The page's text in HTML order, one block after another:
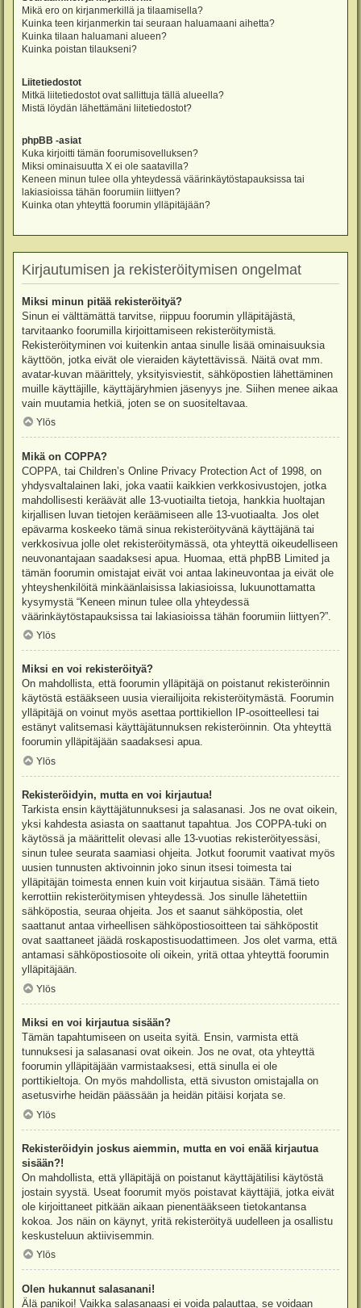
Mikä ero on kirjanmerkillä ja tilaamisella?
Kuinka teen kirjanmerkin tai seuraan haluamaani aihetta?
Kuinka tilaan haluamani alueen?
Kuinka poistan tilaukseni?
Liitetiedostot
Mitkä liitetiedostot ovat sallittuja tällä alueella?
Mistä löydän lähettämäni liitetiedostot?
phpBB -asiat
Kuka kirjoitti tämän foorumisovelluksen?
Miksi ominaisuutta X ei ole saatavilla?
Keneen minun tulee olla yhteydessä väärinkäytöstapauksissa tai
lakiasioissa tähän foorumiin liittyen?
Kuinka otan yhteyttä foorumin ylläpitäjään?
Kirjautumisen ja rekisteröitymisen ongelmat
Miksi minun pitää rekisteröityä?
Sinun ei välttämättä tarvitse, riippuu foorumin ylläpitäjästä,
tarvitaanko foorumilla kirjoittamiseen rekisteröitymistä.
Rekisteröityminen voi kuitenkin antaa sinulle lisää ominaisuuksia
käyttöön, jotka eivät ole vieraiden käytettävissä. Näitä ovat mm.
avatar-kuvan määrittely, yksityisviestit, sähköpostien lähettäminen
muille käyttäjille, käyttäjäryhmien jäsenyys jne. Siihen menee aikaa
vain muutamia hetkiä, joten se on suositeltavaa.
Ylös
Mikä on COPPA?
COPPA, tai Children’s Online Privacy Protection Act of 1998, on
yhdysvaltalainen laki, joka vaatii kaikkien verkkosivustojen, jotka
mahdollisesti keräävät alle 13-vuotiailta tietoja, hankkia huoltajan
kirjallisen luvan tietojen keräämiseen alle 13-vuotiaalta. Jos olet
epävarma koskeeko tämä sinua rekisteröityvänä käyttäjänä tai
verkkosivua jolle olet rekisteröitymässä, ota yhteyttä oikeudelliseen
neuvonantajaan saadaksesi apua. Huomaa, että phpBB Limited ja
tämän foorumin omistajat eivät voi antaa lakineuvontaa ja eivät ole
yhteyshenkilöitä minkäänlaisissa lakiasioissa, lukuunottamatta
kysymystä “Keneen minun tulee olla yhteydessä
väärinkäytöstapauksissa tai lakiasioissa tähän foorumiin liittyen?”.
Ylös
Miksi en voi rekisteröityä?
On mahdollista, että foorumin ylläpitäjä on poistanut rekisteröinnin
käytöstä estääkseen uusia vierailijoita rekisteröitymästä. Foorumin
ylläpitäjä on voinut myös asettaa porttikiellon IP-osoitteellesi tai
estänyt valitsemasi käyttäjätunnuksen rekisteröinnin. Ota yhteyttä
foorumin ylläpitäjään saadaksesi apua.
Ylös
Rekisteröidyin, mutta en voi kirjautua!
Tarkista ensin käyttäjätunnuksesi ja salasanasi. Jos ne ovat oikein,
yksi kahdesta asiasta on saattanut tapahtua. Jos COPPA-tuki on
käytössä ja määrittelit olevasi alle 13-vuotias rekisteröityessäsi,
sinun tulee seurata saamiasi ohjeita. Jotkut foorumit vaativat myös
uusien tunnusten aktivoinnin joko sinun itsesi toimesta tai
ylläpitäjän toimesta ennen kuin voit kirjautua sisään. Tämä tieto
kerrottiin rekisteröitymisen yhteydessä. Jos sinulle lähetettiin
sähköpostia, seuraa ohjeita. Jos et saanut sähköpostia, olet
saattanut antaa virheellisen sähköpostiosoitteen tai sähköpostit
ovat saattaneet jäädä roskapostisuodattimeen. Jos olet varma, että
antamasi sähköpostiosoite oli oikein, yritä ottaa yhteyttä foorumin
ylläpitäjään.
Ylös
Miksi en voi kirjautua sisään?
Tämän tapahtumiseen on useita syitä. Ensin, varmista että
tunnuksesi ja salasanasi ovat oikein. Jos ne ovat, ota yhteyttä
foorumin ylläpitäjään varmistaaksesi, että sinulla ei ole
porttikieltoja. On myös mahdollista, että sivuston omistajalla on
asetusvirhe heidän päässään ja heidän pitäisi korjata se.
Ylös
Rekisteröidyin joskus aiemmin, mutta en voi enää kirjautua
sisään?!
On mahdollista, että ylläpitäjä on poistanut käyttäjätilisi käytöstä
jostain syystä. Useat foorumit myös poistavat käyttäjiä, jotka eivät
ole kirjoittaneet pitkään aikaan pienentääkseen tietokantansa
kokoa. Jos näin on käynyt, yritä rekisteröityä uudelleen ja osallistu
keskusteluun aktiivisemmin.
Ylös
Olen hukannut salasanani!
Älä panikoi! Vaikka salasanaasi ei voida palauttaa, se voidaan